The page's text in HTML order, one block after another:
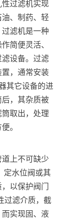
过滤机实现
、制药、轻
滤机是一种
简便灵活、
设备。过滤
，通常安装
其它设备的进
，其杂质被
取出，处理
。
上不可缺少
定水位阀或其
以保护阀门
过滤介质，截
实现固、液